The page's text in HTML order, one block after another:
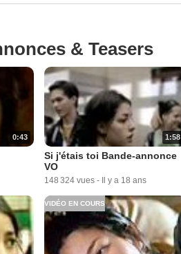
& Teasers
0:43 1:58
Si j'étais toi Bande-annonce
VO
148 324 vues - Il y a 18 ans
VIDÉO EN COURS